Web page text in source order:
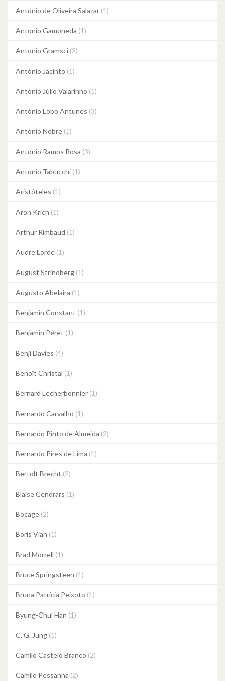
António de Oliveira Salazar (1)
Antonio Gamoneda (1)
Antonio Gramsci (2)
António Jacinto (1)
António Júlio Valarinho (1)
António Lobo Antunes (3)
António Nobre (1)
António Ramos Rosa (3)
Antonio Tabucchi (1)
Aristóteles (1)
Aron Krich (1)
Arthur Rimbaud (1)
Audre Lorde (1)
August Strindberg (1)
Augusto Abelaira (1)
Benjamin Constant (1)
Benjamin Péret (1)
Benji Davies (4)
Benoît Christal (1)
Bernard Lecherbonnier (1)
Bernardo Carvalho (1)
Bernardo Pinto de Almeida (2)
Bernardo Pires de Lima (1)
Bertolt Brecht (2)
Blaise Cendrars (1)
Bocage (2)
Boris Vian (1)
Brad Morrell (1)
Bruce Springsteen (1)
Bruna Patrícia Peixoto (1)
Byung-Chul Han (1)
C. G. Jung (1)
Camilo Castelo Branco (2)
Camilo Pessanha (2)